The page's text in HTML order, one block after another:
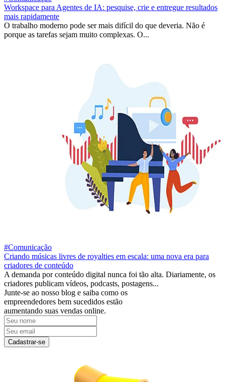
Workspace para Agentes de IA: pesquise, crie e entregue resultados
mais rapidamente
O trabalho moderno pode ser mais difícil do que deveria. Não é
porque as tarefas sejam muito complexas. O...
#Comunicação
Criando músicas livres de royalties em escala: uma nova era para
criadores de conteúdo
A demanda por conteúdo digital nunca foi tão alta. Diariamente, os
criadores publicam vídeos, podcasts, postagens...
Junte-se ao nosso blog e saiba como os
empreendedores bem sucedidos estão
aumentando suas vendas online.
Cadastrar-se